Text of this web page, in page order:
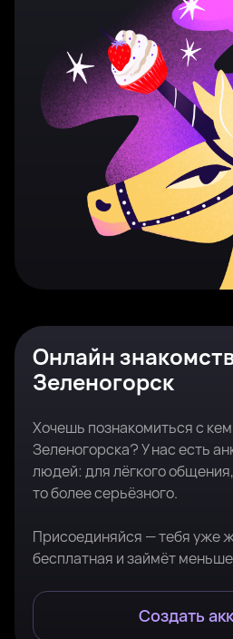
Онлайн
Зеленогорск
Хочешь познакомиться с
Зеленогорска? У нас есть
людей: для лёгкого
то более серьёзного.
Присоединяйся — тебя уже
бесплатная и займёт
Создать